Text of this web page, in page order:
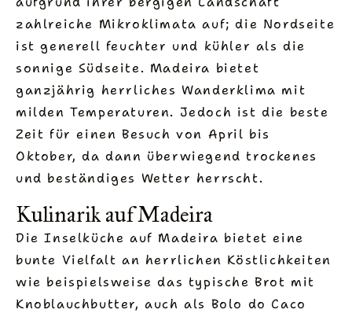
zahlreiche Mikroklimata auf; die Nordseite
ist generell feuchter und kühler als die
sonnige Südseite. Madeira bietet
ganzjährig herrliches Wanderklima mit
milden Temperaturen. Jedoch ist die beste
Zeit für einen Besuch von April bis
Oktober, da dann überwiegend trockenes
und beständiges Wetter herrscht.
Kulinarik auf Madeira
Die Inselküche auf Madeira bietet eine
bunte Vielfalt an herrlichen Köstlichkeiten
wie beispielsweise das typische Brot mit
Knoblauchbutter, auch als Bolo do Caco